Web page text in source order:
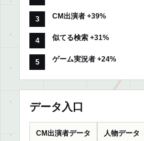
CM出演者 +39%
似てる検索 +31%
ゲーム実況者 +24%
データ入口
CM出演者データ 人物データ